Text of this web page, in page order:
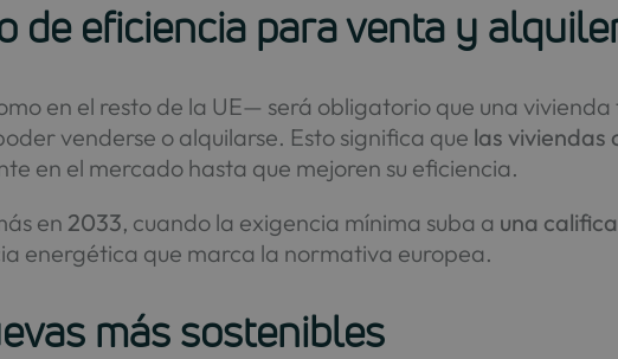
de eficiencia para venta y
en el resto de la UE— será obligatorio que una vivienda
venderse o alquilarse. Esto significa que las viviendas
en el mercado hasta que mejoren su eficiencia.
en 2033, cuando la exigencia mínima suba a una
energética que marca la normativa europea.
más sostenibles